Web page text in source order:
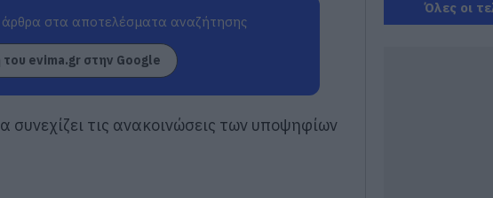
στα αποτελέσματα αναζήτησης
evima.gr στην Google
τις ανακοινώσεις των υποψηφίων
Ο Αλέξης
παρουσιάζει το
Όλες οι